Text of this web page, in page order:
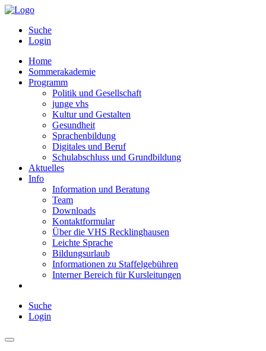
Suche
Login
Home
Sommerakademie
Programm
Politik und Gesellschaft
junge vhs
Kultur und Gestalten
Gesundheit
Sprachenbildung
Digitales und Beruf
Schulabschluss und Grundbildung
Aktuelles
Info
Information und Beratung
Team
Downloads
Kontaktformular
Über die VHS Recklinghausen
Leichte Sprache
Bildungsurlaub
Informationen zu Staffelgebühren
Interner Bereich für Kursleitungen
Suche
Login